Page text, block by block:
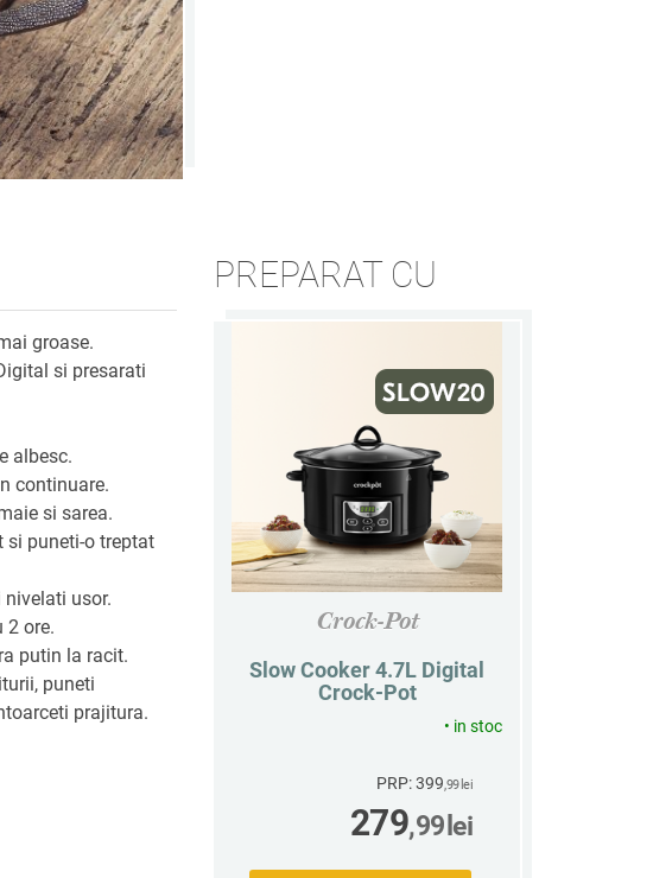
groase.
si presarati
albesc.
continuare.
si sarea.
si puneti-o treptat
usor.
2 ore.
putin la racit.
puneti
prajitura.
PREPARAT CU
Crock-Pot
Slow Cooker 4.7L Digital
Crock-Pot
• in stoc
PRP: 399,99 lei
279,99 lei